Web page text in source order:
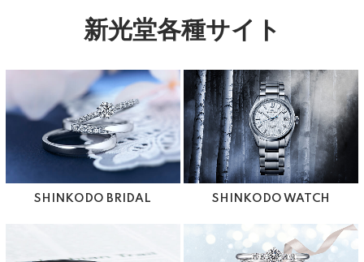
新光堂各種サイト
SHINKODO BRIDAL SHINKODO WATCH